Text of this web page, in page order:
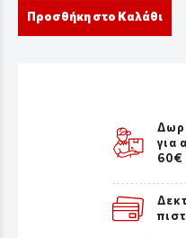
Προσθήκη στο Καλάθι
για
60€